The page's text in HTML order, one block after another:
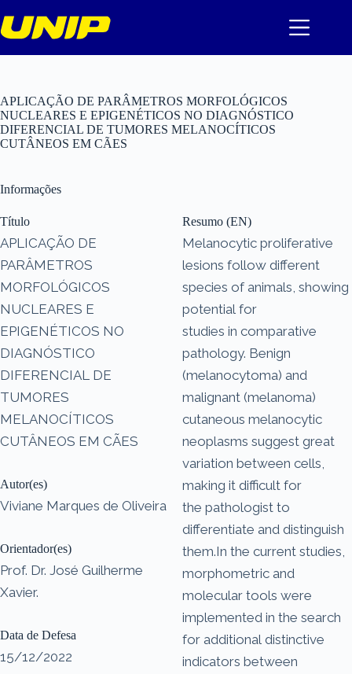
para
o
APLICAÇÃO DE PARÂMETROS MORFOLÓGICOS
NUCLEARES E EPIGENÉTICOS NO DIAGNÓSTICO
DIFERENCIAL DE TUMORES MELANOCÍTICOS
CUTÂNEOS EM CÃES
Informações
Título
APLICAÇÃO DE
PARÂMETROS
MORFOLÓGICOS
NUCLEARES E
EPIGENÉTICOS NO
DIAGNÓSTICO
DIFERENCIAL DE
TUMORES
MELANOCÍTICOS
CUTÂNEOS EM CÃES
Autor(es)
Viviane Marques de Oliveira
Orientador(es)
Prof. Dr. José Guilherme
Xavier.
Data de Defesa
15/12/2022
Resumo (EN)
Melanocytic proliferative
lesions follow different
species of animals, showing
potential for
studies in comparative
pathology. Benign
(melanocytoma) and
malignant (melanoma)
cutaneous melanocytic
neoplasms suggest great
variation between cells,
making it difficult for
the pathologist to
differentiate and distinguish
them.In the current studies,
morphometric and
molecular tools were
implemented in the search
for additional distinctive
indicators between